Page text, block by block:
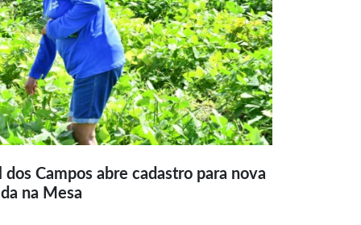
Campos abre cadastro para nova
na Mesa